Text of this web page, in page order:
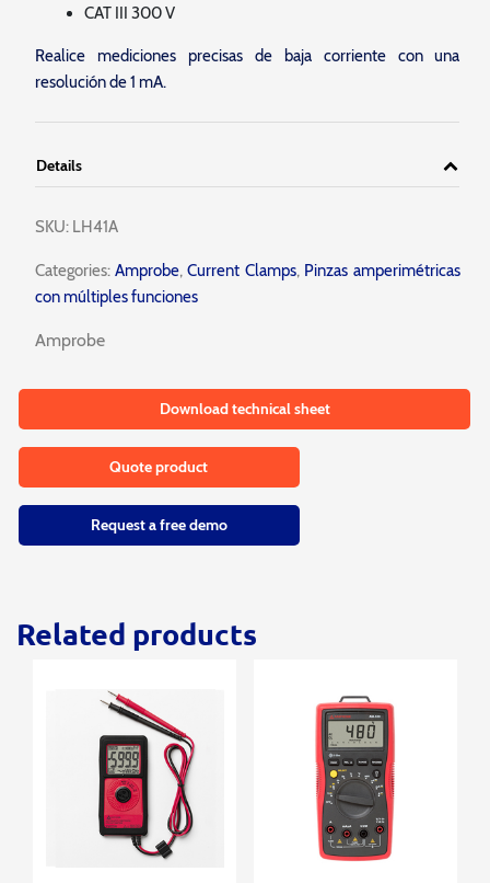
CAT III 300 V
Realice mediciones precisas de baja corriente con una
resolución de 1 mA.
Details
SKU: LH41A
Categories:Amprobe,Current Clamps, Pinzas amperimétricas
con múltiples funciones
Amprobe
Download technical sheet
Quote product
Request a free demo
Related products